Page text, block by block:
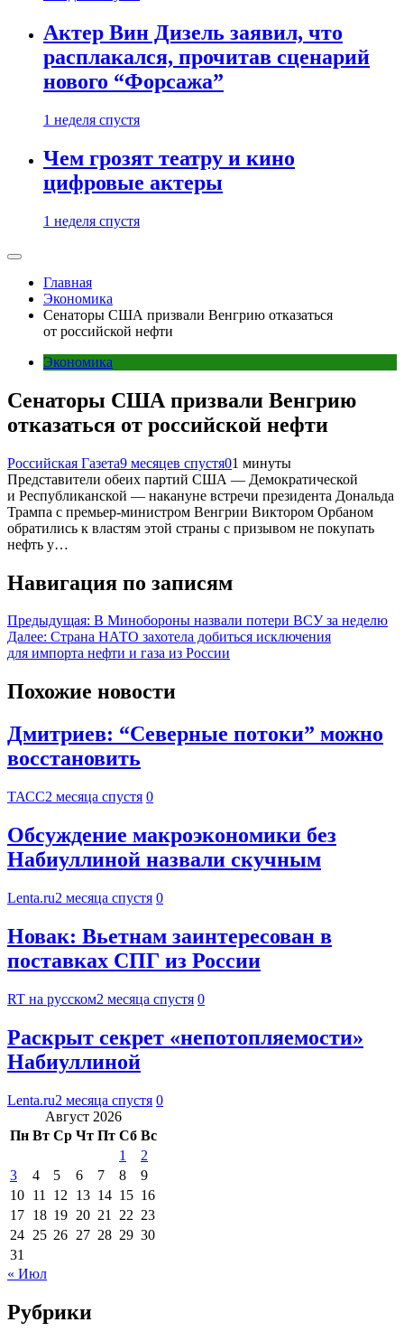
Актер Вин Дизель заявил, что
расплакался, прочитав сценарий
нового “Форсажа”
1 неделя спустя
Чем грозят театру и кино
цифровые актеры
1 неделя спустя
Главная
Экономика
Сенаторы США призвали Венгрию отказаться
от российской нефти
Экономика
Сенаторы США призвали Венгрию
отказаться от российской нефти
Российская Газета9 месяцев спустя01 минуты
Представители обеих партий США — Демократической
и Республиканской — накануне встречи президента Дональда
Трампа с премьер-министром Венгрии Виктором Орбаном
обратились к властям этой страны с призывом не покупать
нефть у…
Навигация по записям
Предыдущая: В Минобороны назвали потери ВСУ за неделю
Далее: Страна НАТО захотела добиться исключения
для импорта нефти и газа из России
Похожие новости
Дмитриев: “Северные потоки” можно
восстановить
ТАСС2 месяца спустя 0
Обсуждение макроэкономики без
Набиуллиной назвали скучным
Lenta.ru2 месяца спустя 0
Новак: Вьетнам заинтересован в
поставках СПГ из России
RT на русском2 месяца спустя 0
Раскрыт секрет «непотопляемости»
Набиуллиной
Lenta.ru2 месяца спустя 0
Август 2026
Пн Вт Ср Чт Пт Сб Вс
1
2
3
4 5 6 7 8
9
10 11 12 13 14 15 16
17 18 19 20 21 22 23
24 25 26 27 28 29 30
31
« Июл
Рубрики